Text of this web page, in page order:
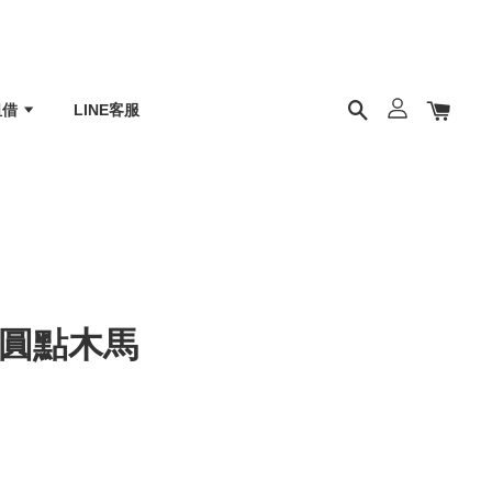
LINE客服
點木馬